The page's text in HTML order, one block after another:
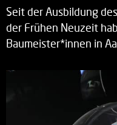
Seit der Ausbildung
der Frühen Neuzeit
Baumeister*innen in